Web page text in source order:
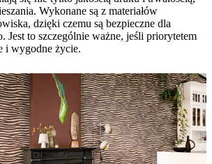
Wykonane są z materiałów
dzięki czemu są bezpieczne dla
Jest to szczególnie ważne, jeśli priorytetem
i wygodne życie.